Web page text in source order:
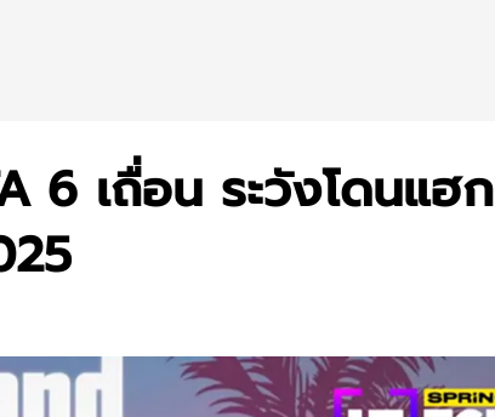
6 เถื่อน ระวังโดนแฮก